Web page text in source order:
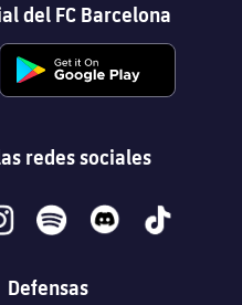
del FC Barcelona
redes sociales
spotify discord tiktok
Defensas